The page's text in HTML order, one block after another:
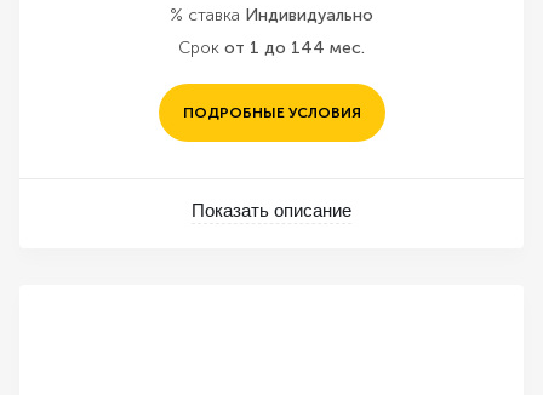
% ставка Индивидуально
Срок от 1 до 144 мес.
ПОДРОБНЫЕ УСЛОВИЯ
Показать описание